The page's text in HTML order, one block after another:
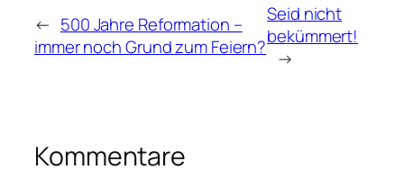
← 500 Jahre Reformation –
immer noch Grund zum Feiern?
Seid nicht
bekümmert!
→
Kommentare